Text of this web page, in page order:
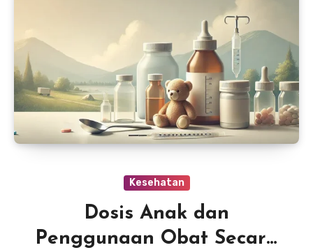
Kesehatan
Dosis Anak dan
Penggunaan Obat Secara